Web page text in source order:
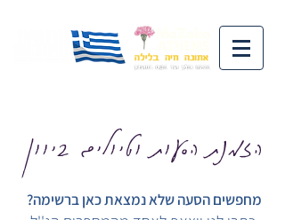
הזמנת הסעות וטיולים ביוון
?מחפשים הסעה שלא נמצאת כאן ברשימה